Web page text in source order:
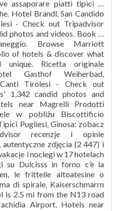
assaporare piatti tipici …
Hotel Brandl, San Candido
- Check out Tripadvisor
photos and videos. Book …
Browse Marriott
of hotels & discover what
unique. Ricetta originale
Gasthof Weiherbad,
Tirolesi - Check out
1,342 candid photos and
near Magrelli Prodotti
w pobliżu Biscottificio
Pugliesi, Ginosa: zobacz
recenzje i opinie
zdjęcia (2 447) i
i noclegi w 17 hotelach
su Dulcisss in forno c’è la
le frittelle altoatesine o
di spirale. Kaiserschmarrn
is 2.5 mi from the N13 road
Airport. Hotels near